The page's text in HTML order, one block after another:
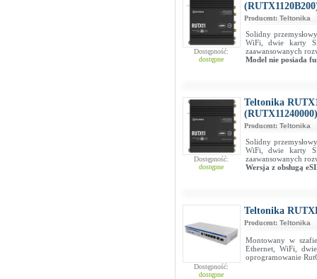
Dostępność:
dostępne
Producent: Teltonika
Solidny
WiFi, dwie karty
zaawansowanych
Model nie posiada
Dostępność:
dostępne
Teltonika
(RUTX11240000)
Producent: Teltonika
Solidny
WiFi, dwie karty
zaawansowanych
Wersja z obsługą
Dostępność:
dostępne
Teltonika
Producent: Teltonika
Montowany w
Ethernet, WiFi,
oprogramowanie